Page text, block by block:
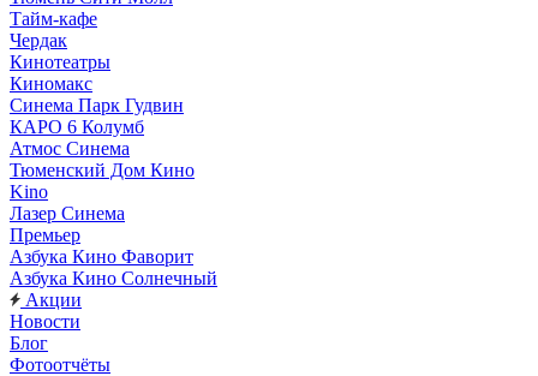
Тайм-кафе
Чердак
Кинотеатры
Киномакс
Синема Парк Гудвин
КАРО 6 Колумб
Атмос Синема
Тюменский Дом Кино
Kino
Лазер Синема
Премьер
Азбука Кино Фаворит
Азбука Кино Солнечный
Акции
Новости
Блог
Фотоотчёты